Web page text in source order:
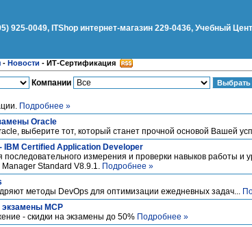
925-0049, ITShop интернет-магазин 229-0436, Учебный
- Новости - ИТ-Сертификация
Компании
Подробнее »
Oracle
выберите тот, который станет прочной основой Вашей
IBM Certified Application Developer
измерения и проверки навыков работы и
Standard V8.9.1. Подробнее »
методы DevOps для оптимизации ежедневных задач...
экзамены MCP
- скидки на экзамены до 50% Подробнее »